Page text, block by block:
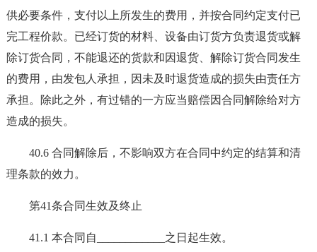
供必要条件，支付以上所发生的费用，并按合同约定支付已
完工程价款。已经订货的材料、设备由订货方负责退货或解
除订货合同，不能退还的货款和因退货、解除订货合同发生
的费用，由发包人承担，因未及时退货造成的损失由责任方
承担。除此之外，有过错的一方应当赔偿因合同解除给对方
造成的损失。
40.6 合同解除后，不影响双方在合同中约定的结算和清
理条款的效力。
第41条合同生效及终止
41.1 本合同自____________之日起生效。